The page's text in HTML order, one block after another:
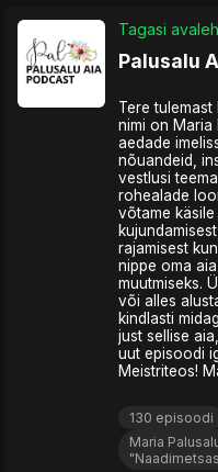
Tagasi
Palusalu
Tere
nimi on Maria
aedade
nõuandeid,
vestlusi
rohealade
võtame
rajamisest
nippe oma
muutmiseks.
või alles
kindlasti
just sellise
uut episoodi
Meistriteos!
130 episoodi
Maria